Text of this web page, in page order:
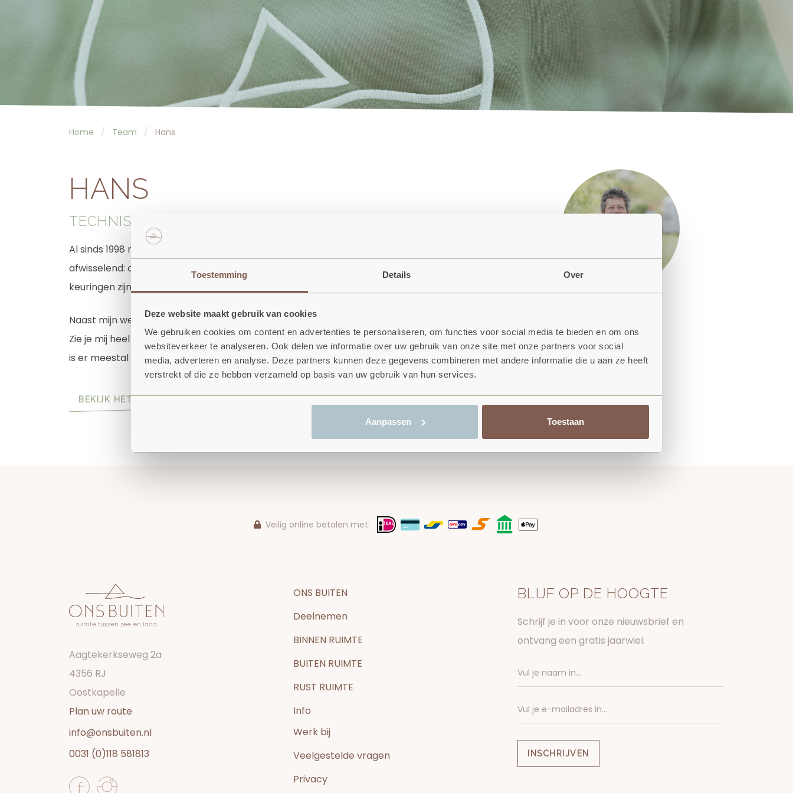
Toestemming Details Over
Deze website maakt gebruik van cookies
We gebruiken cookies om content en advertenties te personaliseren, om functies voor social media te bieden en om ons
websiteverkeer te analyseren. Ook delen we informatie over uw gebruik van onze site met onze partners voor social
media, adverteren en analyse. Deze partners kunnen deze gegevens combineren met andere informatie die u aan ze heeft
verstrekt of die ze hebben verzameld op basis van uw gebruik van hun services.
Aanpassen Toestaan
Home Team Hans
HANS
TECHNISCHE DIENST
Al sinds 1998 maak ik deel uit van het team van ONS BUITEN. Mijn werk is veelzijdig en
afwisselend: onderhoud, reparaties, storingen oplossen, projectwerk en waarborgen van
keuringen zijn allemaal voorbeelden.
Naast mijn werk bij ONS BUITEN ben ik ook ploegleider van de brandweerpost in Oostkapelle.
Zie je mij heel snel richting de uitgang aan de achterkant van het park fietsen of rennen, dan
is er meestal iets aan de hand en telt iedere seconde.
BEKIJK HET TEAM
Veilig online betalen met:
Aagtekerkseweg 2a
4356 RJ
Oostkapelle
Plan uw route
info@onsbuiten.nl
0031 (0)118 581813
ONS BUITEN
Deelnemen
BINNEN RUIMTE
BUITEN RUIMTE
RUST RUIMTE
Info
Werk bij
Veelgestelde vragen
Privacy
BLIJF OP DE HOOGTE
Schrijf je in voor onze nieuwsbrief en
ontvang een gratis jaarwiel.